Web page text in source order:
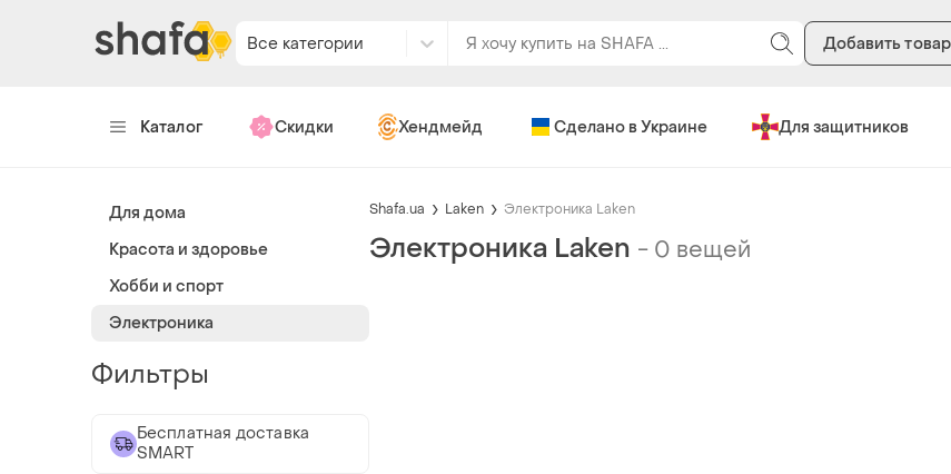
Все категории Добавить товар
Каталог Скидки Хендмейд Сделано в Украине Для защитников
Shafa.ua Laken Электроника Laken
Электроника Laken - 0 вещей
Для дома
Красота и здоровье
Хобби и спорт
Электроника
Фильтры
Бесплатная доставка
SMART